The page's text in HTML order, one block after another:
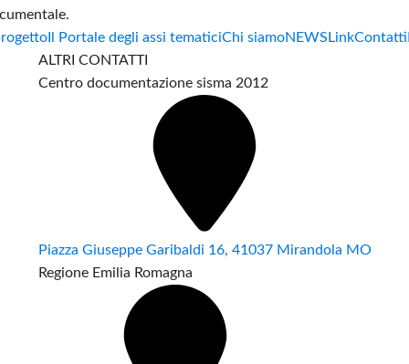
Il Portale degli assi tematiciChi siamoNEWS LinkContatti
ALTRI CONTATTI
Centro documentazione sisma 2012
Piazza Giuseppe Garibaldi 16, 41037 Mirandola MO
Regione Emilia Romagna